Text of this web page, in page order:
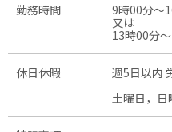
勤務時間
9時00分〜
又は
13時00分
休日休暇
週5日以内
土曜日，